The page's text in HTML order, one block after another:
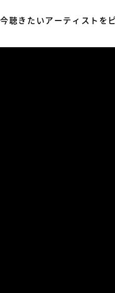
聴きたいアーティストを